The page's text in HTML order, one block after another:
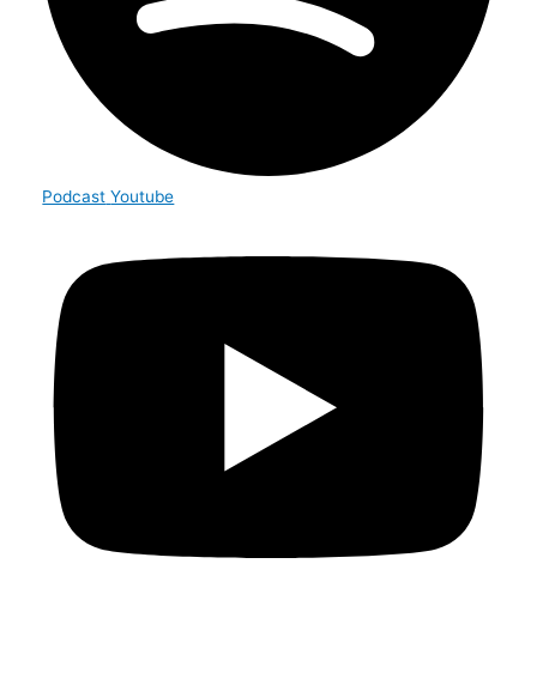
Podcast Youtube